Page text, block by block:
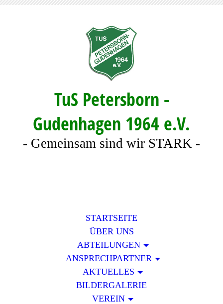
TuS Petersborn -
Gudenhagen 1964 e.V.
- Gemeinsam sind wir STARK -
STARTSEITE
ÜBER UNS
ABTEILUNGEN
ANSPRECHPARTNER
AKTUELLES
BILDERGALERIE
VEREIN